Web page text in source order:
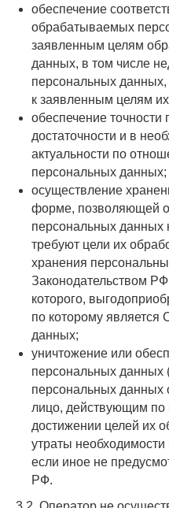
обеспечение
обрабатываемых
заявленным целям
данных, в том числе
персональных
к заявленным целям
обеспечение
достаточности и в
актуальности по
персональных данных;
осуществление
форме, позволяющей
персональных данных
требуют цели их
хранения
Законодательством
которого,
по которому является
данных;
уничтожение или
персональных данных
персональных данных
лицо, действующим по
достижении целей их
утраты
если иное не
РФ.